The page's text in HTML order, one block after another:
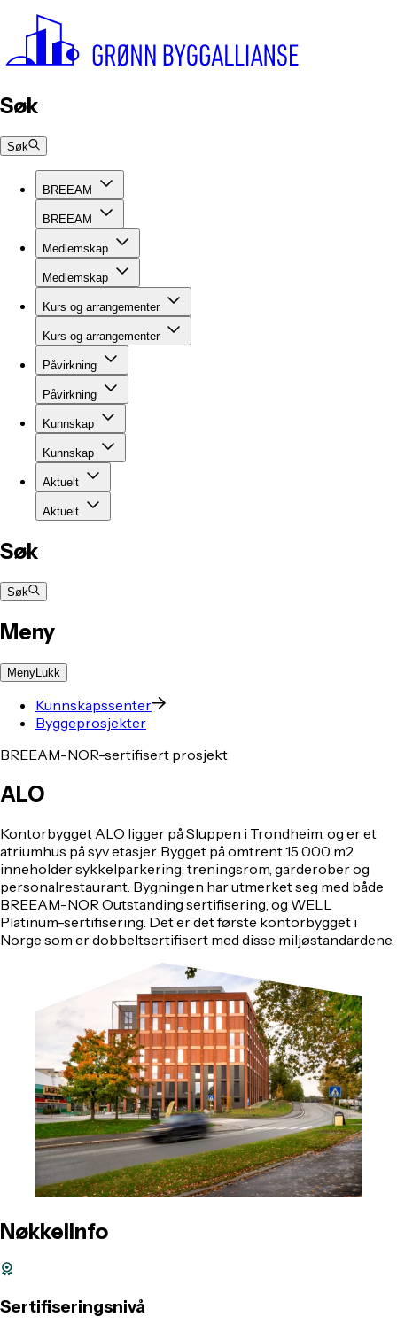
Søk
Søk
BREEAM
BREEAM
Medlemskap
Medlemskap
Kurs og arrangementer
Kurs og arrangementer
Påvirkning
Påvirkning
Kunnskap
Kunnskap
Aktuelt
Aktuelt
Søk
Søk
Meny
MenyLukk
Kunnskapssenter
Byggeprosjekter
BREEAM-NOR-sertifisert prosjekt
ALO
Kontorbygget ALO ligger på Sluppen i Trondheim, og er et
atriumhus på syv etasjer. Bygget på omtrent 15 000 m2
inneholder sykkelparkering, treningsrom, garderober og
personalrestaurant. Bygningen har utmerket seg med både
BREEAM-NOR Outstanding sertifisering, og WELL
Platinum-sertifisering. Det er det første kontorbygget i
Norge som er dobbeltsertifisert med disse miljøstandardene.
Nøkkelinfo
Sertifiseringsnivå